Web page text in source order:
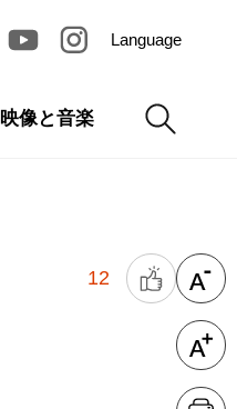
Language
映像と音楽
12